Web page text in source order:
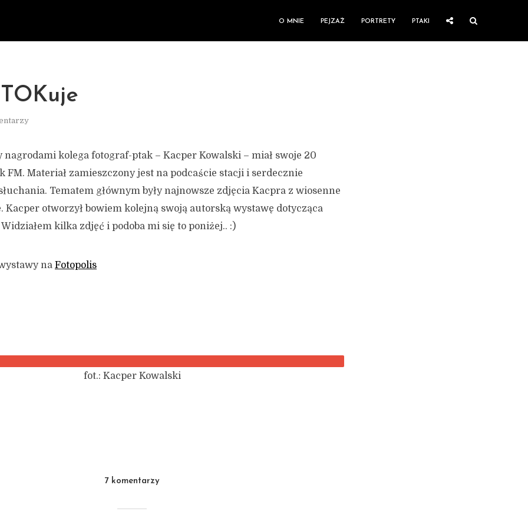
O MNIE PEJZAŻ PORTRETY PTAKI
nagrodami kolega fotograf-ptak – Kacper Kowalski – miał swoje 20
FM. Materiał zamieszczony jest na podcaście stacji i serdecznie
Tematem głównym były najnowsze zdjęcia Kacpra z wiosenne
Kacper otworzył bowiem kolejną swoją autorską wystawę dotycząca
kilka zdjęć i podoba mi się to poniżej.. :)
na Fotopolis
fot.: Kacper Kowalski
7 komentarzy